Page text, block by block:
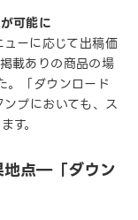
可能に
ーに応じて出稿価
載ありの商品の場
。「ダウンロード
プにおいても、ス
す。
点―「ダウン